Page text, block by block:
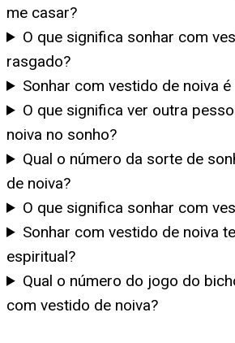
me casar?
O que significa sonhar com
rasgado?
Sonhar com vestido de noiva
O que significa ver outra
noiva no sonho?
Qual o número da sorte de
de noiva?
O que significa sonhar com
Sonhar com vestido de noiva
espiritual?
Qual o número do jogo do
com vestido de noiva?